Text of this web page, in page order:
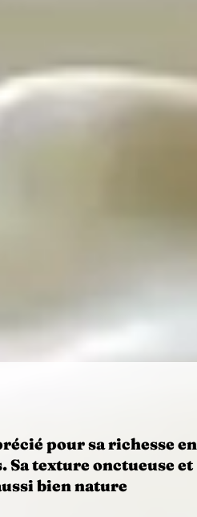
pour sa richesse en
Sa texture onctueuse et
bien nature